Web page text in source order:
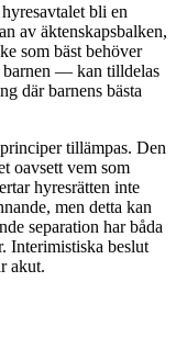
bli en
av äktenskapsbalken,
som bäst behöver
barnen — kan tilldelas
där barnens bästa
tillämpas. Den
oavsett vem som
hyresrätten inte
men detta kan
separation har båda
Interimistiska beslut
akut.